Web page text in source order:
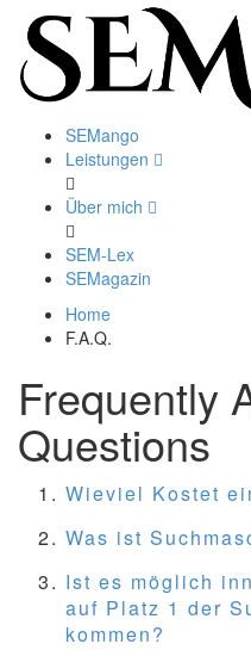
SEMango
Leistungen
Über mich
SEM-Lex
SEMagazin
Home
F.A.Q.
Frequently
Questions
Wieviel Kostet
Was ist
Ist es möglich
auf Platz 1 der
kommen?